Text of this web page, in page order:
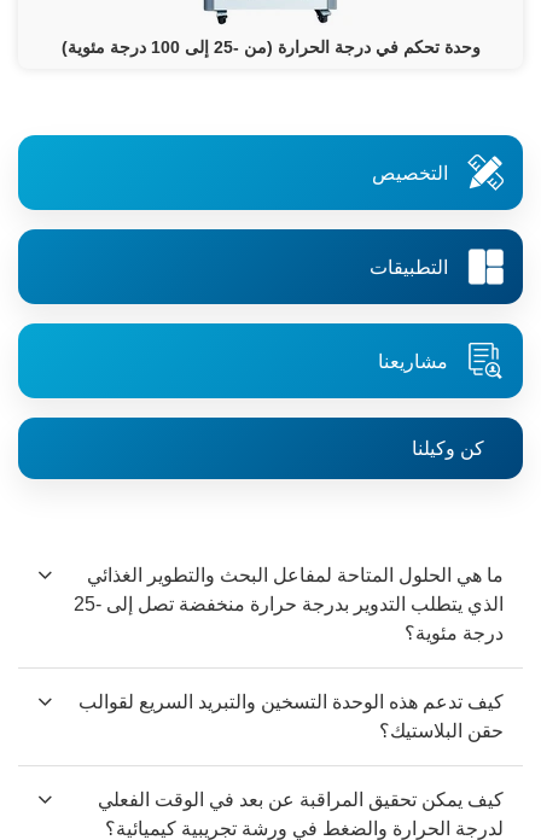
التخصيص
التطبيقات
مشاريعنا
كن وكيلنا
وحدة تحكم في درجة الحرارة (من -25 إلى 100 درجة مئوية)
ما هي الحلول المتاحة لمفاعل البحث والتطوير الغذائي
الذي يتطلب التدوير بدرجة حرارة منخفضة تصل إلى -25
درجة مئوية؟
كيف تدعم هذه الوحدة التسخين والتبريد السريع لقوالب
حقن البلاستيك؟
كيف يمكن تحقيق المراقبة عن بعد في الوقت الفعلي
لدرجة الحرارة والضغط في ورشة تجريبية كيميائية؟